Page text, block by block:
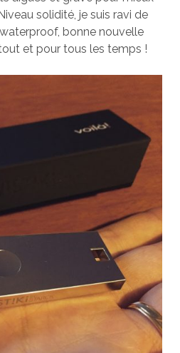
solidité, je suis ravi de
bonne nouvelle
et pour tous les temps !